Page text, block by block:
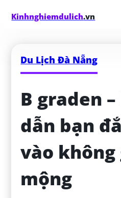
Kinhnghiemdulich.vn
Du Lịch Đà Nẵng
B graden
dẫn bạn
vào
mộng